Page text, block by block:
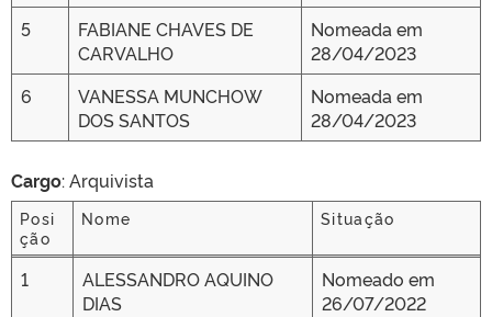
5
FABIANE CHAVES DE
CARVALHO
Nomeada em
28/04/2023
6
VANESSA MUNCHOW
DOS SANTOS
Nomeada em
28/04/2023
Cargo: Arquivista
Posi
ção
Nome Situação
ção
1
ALESSANDRO AQUINO
DIAS
Nomeado em
26/07/2022